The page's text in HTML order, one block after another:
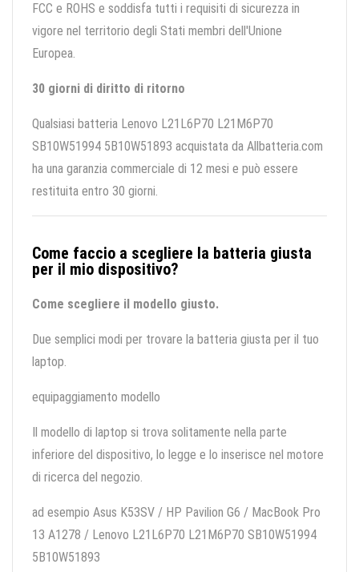
FCC e ROHS e soddisfa tutti i requisiti di sicurezza in
vigore nel territorio degli Stati membri dell'Unione
Europea.
30 giorni di diritto di ritorno
Qualsiasi batteria Lenovo L21L6P70 L21M6P70
SB10W51994 5B10W51893 acquistata da Allbatteria.com
ha una garanzia commerciale di 12 mesi e può essere
restituita entro 30 giorni.
Come faccio a scegliere la batteria giusta
per il mio dispositivo?
Come scegliere il modello giusto.
Due semplici modi per trovare la batteria giusta per il tuo
laptop.
equipaggiamento modello
Il modello di laptop si trova solitamente nella parte
inferiore del dispositivo, lo legge e lo inserisce nel motore
di ricerca del negozio.
ad esempio Asus K53SV / HP Pavilion G6 / MacBook Pro
13 A1278 / Lenovo L21L6P70 L21M6P70 SB10W51994
5B10W51893